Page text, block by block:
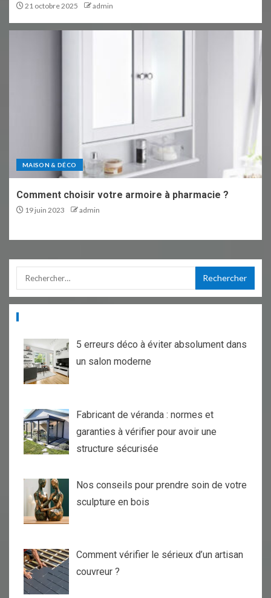
21 octobre 2025 admin
MAISON & DÉCO
Comment choisir votre armoire à pharmacie ?
19 juin 2023 admin
5 erreurs déco à éviter absolument dans
un salon moderne
Fabricant de véranda : normes et
garanties à vérifier pour avoir une
structure sécurisée
Nos conseils pour prendre soin de votre
sculpture en bois
Comment vérifier le sérieux d’un artisan
couvreur ?